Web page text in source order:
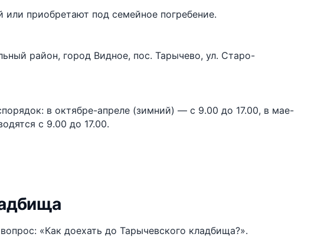
приобретают под семейное погребение.
район, город Видное, пос. Тарычево, ул. Старо-
в октябре-апреле (зимний) — с 9.00 до 17.00, в мае-
с 9.00 до 17.00.
«Как доехать до Тарычевского кладбища?».